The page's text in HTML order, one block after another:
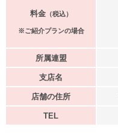
料金（税込）
※ご紹介プランの場合
所属連盟
支店名
店舗の住所
TEL